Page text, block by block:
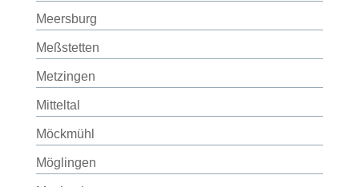
Meersburg
Meßstetten
Metzingen
Mitteltal
Möckmühl
Möglingen